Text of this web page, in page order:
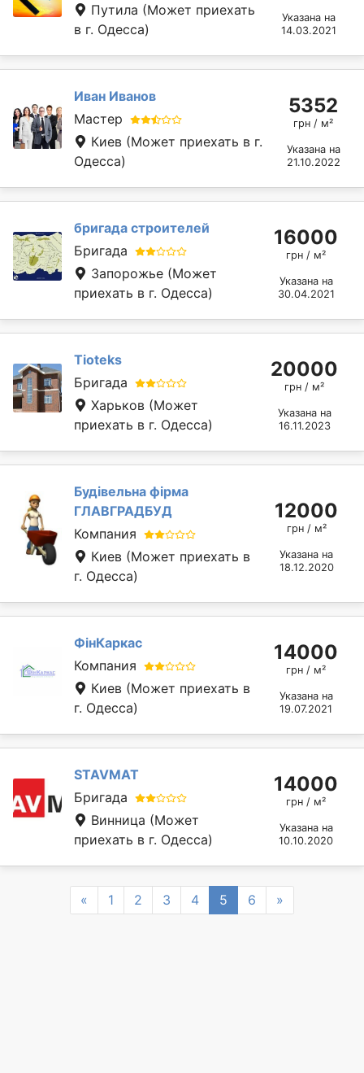
Путила (Может приехать
в г. Одесса)
Указана на
14.03.2021
Иван Иванов
Мастер
Киев (Может приехать в г.
Одесса)
5352
грн / м²
Указана на
21.10.2022
бригада строителей
Бригада
Запорожье (Может
приехать в г. Одесса)
16000
грн / м²
Указана на
30.04.2021
Tioteks
Бригада
Харьков (Может
приехать в г. Одесса)
20000
грн / м²
Указана на
16.11.2023
Будівельна фірма
ГЛАВГРАДБУД
Компания
Киев (Может приехать в
г. Одесса)
12000
грн / м²
Указана на
18.12.2020
ФінКаркас
Компания
Киев (Может приехать в
г. Одесса)
14000
грн / м²
Указана на
19.07.2021
STAVMAT
Бригада
Винница (Может
приехать в г. Одесса)
14000
грн / м²
Указана на
10.10.2020
« Previous
1 2 3 4 5 6 »